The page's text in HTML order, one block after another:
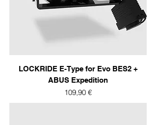
LOCKRIDE E-Type for Evo BES2 +
ABUS Expedition
Prix
109,90 €